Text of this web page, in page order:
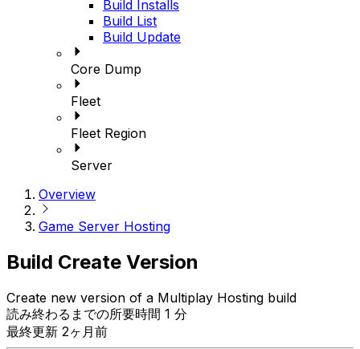
Build Installs
Build List
Build Update
Core Dump
Fleet
Fleet Region
Server
Overview
Game Server Hosting
Build Create Version
Create new version of a Multiplay Hosting build
読み終わるまでの所要時間 1 分
最終更新 2ヶ月前